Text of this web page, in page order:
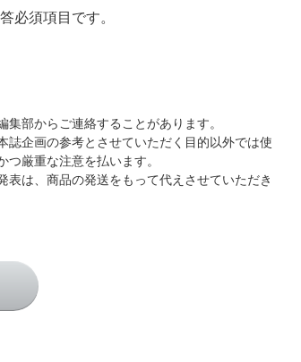
必須項目です。
部からご連絡することがあります。
企画の参考とさせていただく目的以外では使
厳重な注意を払います。
は、商品の発送をもって代えさせていただき